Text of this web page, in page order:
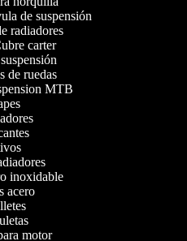
de suspensión
radiadores
carter
de ruedas
MTB
inoxidable
acero
motor